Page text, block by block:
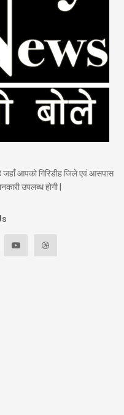
जहाँ आपको गिरिडीह जिले एवं आसपास
उपलब्ध होगी |